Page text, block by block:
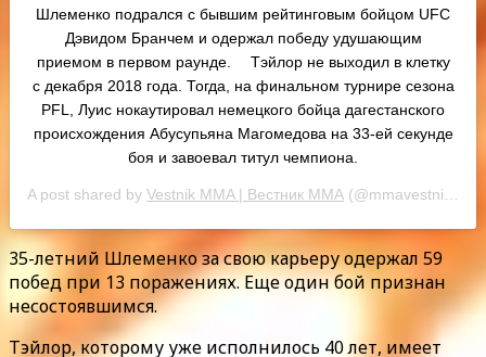
Шлеменко подрался с бывшим рейтинговым бойцом UFC
Дэвидом Бранчем и одержал победу удушающим
приемом в первом раунде. ⠀ Тэйлор не выходил в клетку
с декабря 2018 года. Тогда, на финальном турнире сезона
PFL, Луис нокаутировал немецкого бойца дагестанского
происхождения Абусупьяна Магомедова на 33-ей секунде
боя и завоевал титул чемпиона.
A post shared by Vestnik MMA | Вестник ММА (@mmavestnik) on
35-летний Шлеменко за свою карьеру одержал 59
побед при 13 поражениях. Еще один бой признан
несостоявшимся.
Тэйлор, которому уже исполнилось 40 лет, имеет